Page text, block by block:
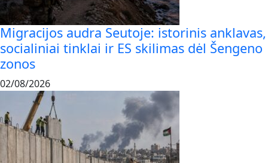
Migracijos audra Seutoje: istorinis anklavas,
socialiniai tinklai ir ES skilimas dėl Šengeno
zonos
02/08/2026